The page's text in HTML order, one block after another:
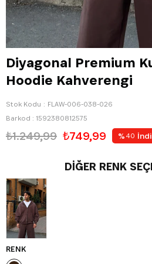
Diyagonal Premium
Hoodie Kahverengi
Stok Kodu
FLAW-006-038-026
Barkod : 1592380812575
₺1.249,99 ₺749,99 % 40
DIĞER RENK
RENK